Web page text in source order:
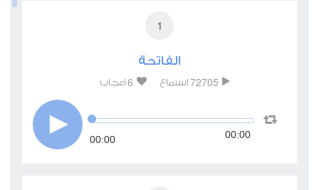
1
الفاتحة
72705 استماع 6 اعجاب
00:00 00:00